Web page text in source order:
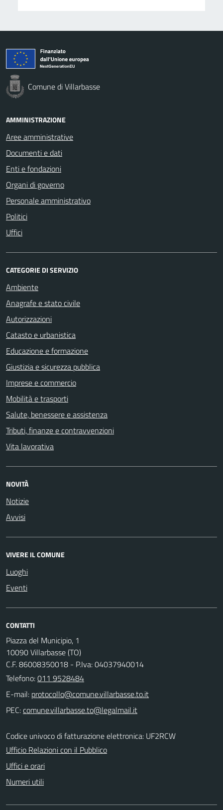
Comune di Villarbasse
AMMINISTRAZIONE
Aree amministrative
Documenti e dati
Enti e fondazioni
Organi di governo
Personale amministrativo
Politici
Uffici
CATEGORIE DI SERVIZIO
Ambiente
Anagrafe e stato civile
Autorizzazioni
Catasto e urbanistica
Educazione e formazione
Giustizia e sicurezza pubblica
Imprese e commercio
Mobilità e trasporti
Salute, benessere e assistenza
Tributi, finanze e contravvenzioni
Vita lavorativa
NOVITÀ
Notizie
Avvisi
VIVERE IL COMUNE
Luoghi
Eventi
CONTATTI
Piazza del Municipio, 1
10090 Villarbasse (TO)
C.F. 86008350018 - P.Iva: 04037940014
Telefono:011 9528484
E-mail:
PEC:
Codice univoco di fatturazione elettronica: UF2RCW
Ufficio Relazioni con il Pubblico
Uffici e orari
Numeri utili